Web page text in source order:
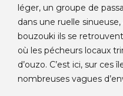
léger, un groupe de
dans une ruelle
bouzouki ils se
où les pécheurs locaux
d’ouzo. C’est ici, sur ces
nombreuses vagues